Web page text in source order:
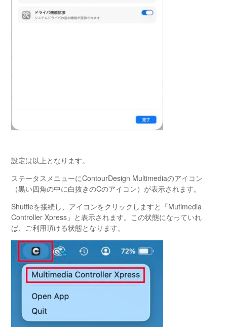
設定は以上となります。
ステータスメニューにContourDesign Multimediaのアイコン
（黒い四角の中に白抜きのCのアイコン）が表示されます。
Shuttleを接続し、アイコンをクリックしますと「Mutimedia
Controller Xpress」と表示されます。この状態になっていれ
ば、ご利用頂ける状態となります。